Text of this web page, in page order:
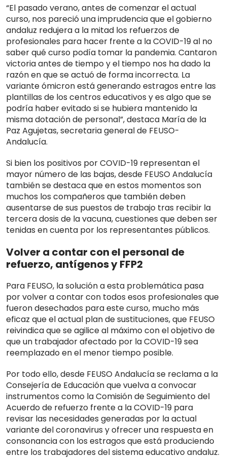
“El pasado verano, antes de comenzar el actual
curso, nos pareció una imprudencia que el gobierno
andaluz redujera a la mitad los refuerzos de
profesionales para hacer frente a la COVID-19 al no
saber qué curso podía tomar la pandemia. Cantaron
victoria antes de tiempo y el tiempo nos ha dado la
razón en que se actuó de forma incorrecta. La
variante ómicron está generando estragos entre las
plantillas de los centros educativos y es algo que se
podría haber evitado si se hubiera mantenido la
misma dotación de personal”, destaca María de la
Paz Agujetas, secretaria general de FEUSO-
Andalucía.
Si bien los positivos por COVID-19 representan el
mayor número de las bajas, desde FEUSO Andalucía
también se destaca que en estos momentos son
muchos los compañeros que también deben
ausentarse de sus puestos de trabajo tras recibir la
tercera dosis de la vacuna, cuestiones que deben ser
tenidas en cuenta por los representantes públicos.
Volver a contar con el personal de
refuerzo, antígenos y FFP2
Para FEUSO, la solución a esta problemática pasa
por volver a contar con todos esos profesionales que
fueron desechados para este curso, mucho más
eficaz que el actual plan de sustituciones, que FEUSO
reivindica que se agilice al máximo con el objetivo de
que un trabajador afectado por la COVID-19 sea
reemplazado en el menor tiempo posible.
Por todo ello, desde FEUSO Andalucía se reclama a la
Consejería de Educación que vuelva a convocar
instrumentos como la Comisión de Seguimiento del
Acuerdo de refuerzo frente a la COVID-19 para
revisar las necesidades generadas por la actual
variante del coronavirus y ofrecer una respuesta en
consonancia con los estragos que está produciendo
entre los trabajadores del sistema educativo andaluz.